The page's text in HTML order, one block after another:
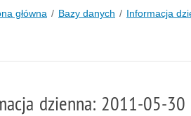
główna Bazy danych Informacja
dzienna: 2011-05-30